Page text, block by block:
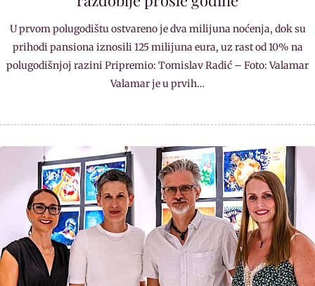
U prvom polugodištu ostvareno je dva milijuna noćenja, dok su
prihodi pansiona iznosili 125 milijuna eura, uz rast od 10% na
polugodišnjoj razini Pripremio: Tomislav Radić – Foto: Valamar
Valamar je u prvih…